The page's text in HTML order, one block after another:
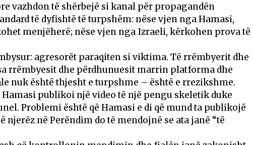
vazhdon të shërbejë si kanal për propagandën
të dyfishtë të turpshëm: nëse vjen nga Hamasi,
menjëherë; nëse vjen nga Izraeli, kërkohen prova të
agresorët paraqiten si viktima. Të rrëmbyerit dhe
rrëmbyesit dhe përdhunuesit marrin platforma dhe
nuk është thjesht e turpshme – është e rrezikshme.
publikoi një video të një pengu skeletik duke
Problemi është që Hamasi e di që mund ta publikojë
njerëz në Perëndim do të mendojnë se ata janë “të